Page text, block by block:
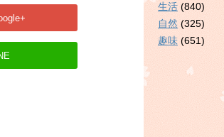
生活 (840)
自然 (325)
趣味 (651)